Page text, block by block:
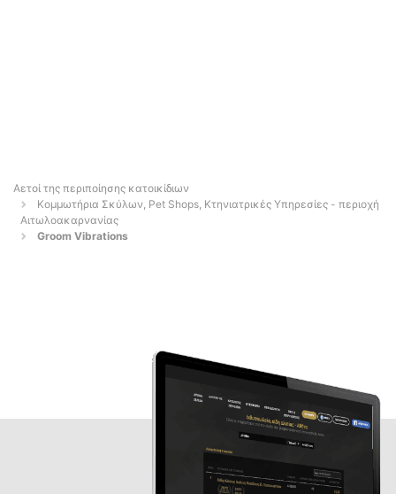
Αετοί της περιποίησης κατοικίδιων
Κομμωτήρια Σκύλων, Pet Shops, Κτηνιατρικές Υπηρεσίες - περιοχή
Αιτωλοακαρνανίας
Groom Vibrations